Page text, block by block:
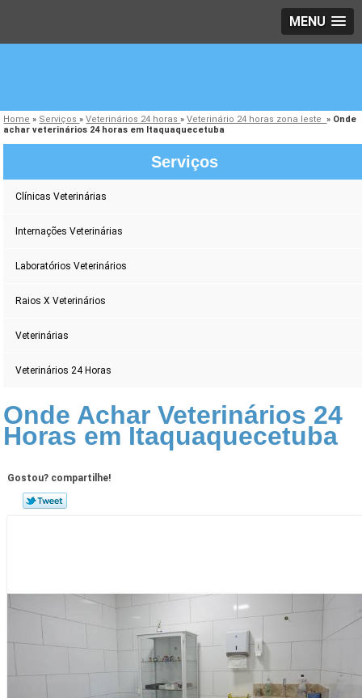
MENU
Home » Serviços»Veterinários 24 horas»Veterinário 24 horas zona leste» Onde
achar veterinários 24 horas em Itaquaquecetuba
Serviços
Clínicas Veterinárias
Internações Veterinárias
Laboratórios Veterinários
Raios X Veterinários
Veterinárias
Veterinários 24 Horas
Onde Achar Veterinários 24
Horas em Itaquaquecetuba
Gostou? compartilhe!